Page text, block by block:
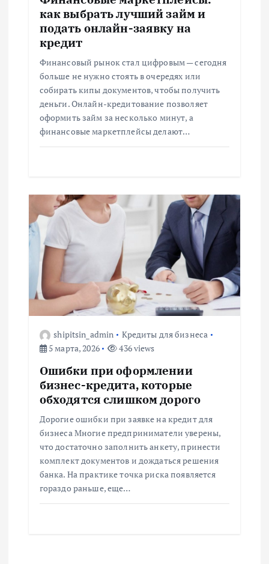
как выбрать лучший займ и
подать онлайн-заявку на
кредит
Финансовый рынок стал цифровым — сегодня
больше не нужно стоять в очередях или
собирать кипы документов, чтобы получить
деньги. Онлайн-кредитование позволяет
оформить займ за несколько минут, а
финансовые маркетплейсы делают…
shipitsin_admin
Кредиты для бизнеса
5 марта, 2026
436 views
Ошибки при оформлении
бизнес-кредита, которые
обходятся слишком дорого
Дорогие ошибки при заявке на кредит для
бизнеса Многие предприниматели уверены,
что достаточно заполнить анкету, принести
комплект документов и дождаться решения
банка. На практике точка риска появляется
гораздо раньше, еще…